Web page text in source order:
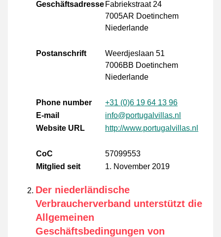
Geschäftsadresse Fabriekstraat 24
7005AR Doetinchem
Niederlande
Postanschrift
Weerdjeslaan 51
7006BB Doetinchem
Niederlande
Phone number
+31 (0)6 19 64 13 96
E-mail
info@portugalvillas.nl
Website URL
http://www.portugalvillas.nl
CoC
57099553
Mitglied seit
1. November 2019
Der niederländische
Verbraucherverband unterstützt die
Allgemeinen
Geschäftsbedingungen von